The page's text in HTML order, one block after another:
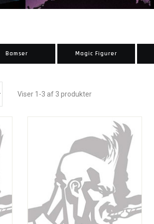
Bamser Magic Figurer
Viser 1-3 af 3 produkter